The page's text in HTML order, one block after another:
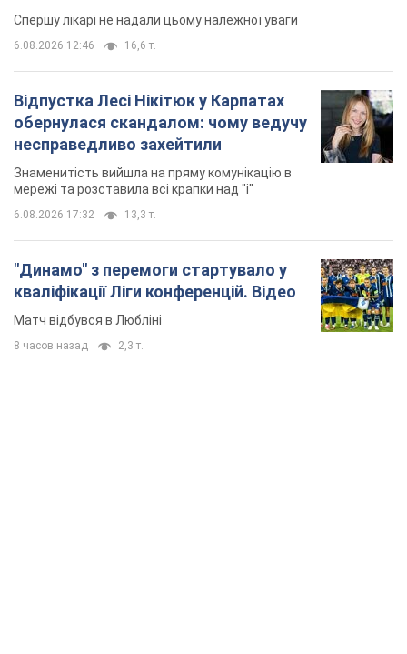
Спершу лікарі не надали цьому належної уваги
6.08.2026 12:46 16,6 т.
Відпустка Лесі Нікітюк у Карпатах
обернулася скандалом: чому ведучу
несправедливо захейтили
Знаменитість вийшла на пряму комунікацію в
мережі та розставила всі крапки над "і"
6.08.2026 17:32 13,3 т.
"Динамо" з перемоги стартувало у
кваліфікації Ліги конференцій. Відео
Матч відбувся в Любліні
8 часов назад 2,3 т.